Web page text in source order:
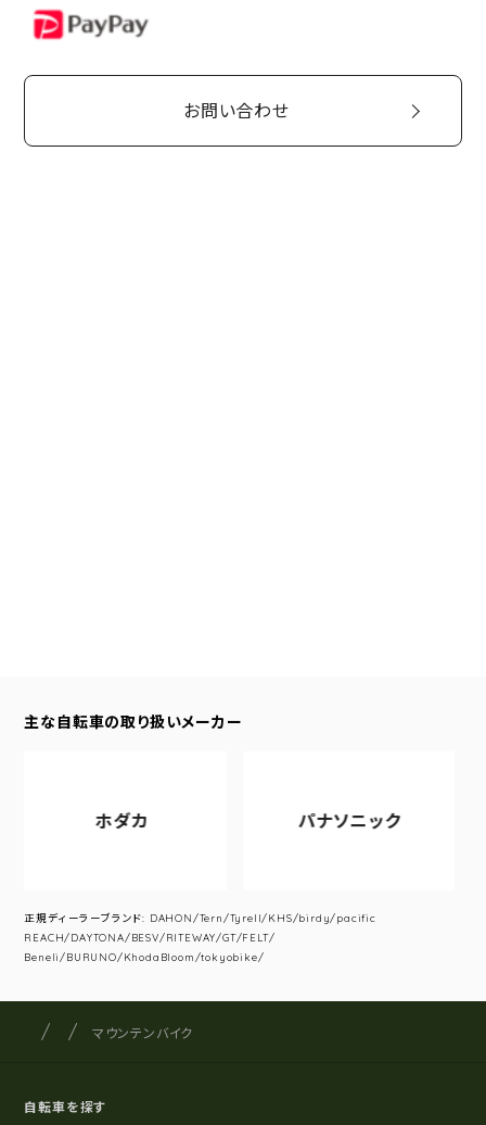
PayPay
お問い合わせ
主な自転車の取り扱いメーカー
ホダカ パナソニック
正規ディーラーブランド: DAHON/Tern/Tyrell/KHS/birdy/pacific
REACH/DAYTONA/BESV/RITEWAY/GT/FELT/
Beneli/BURUNO/KhodaBloom/tokyobike/
サイト内の現在地
サイクルショップナカゴヤ
マウンテンバイク
自転車を探す